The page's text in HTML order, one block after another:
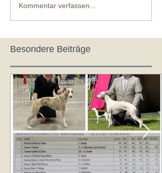
Kommentar verfassen...
Besondere Beiträge